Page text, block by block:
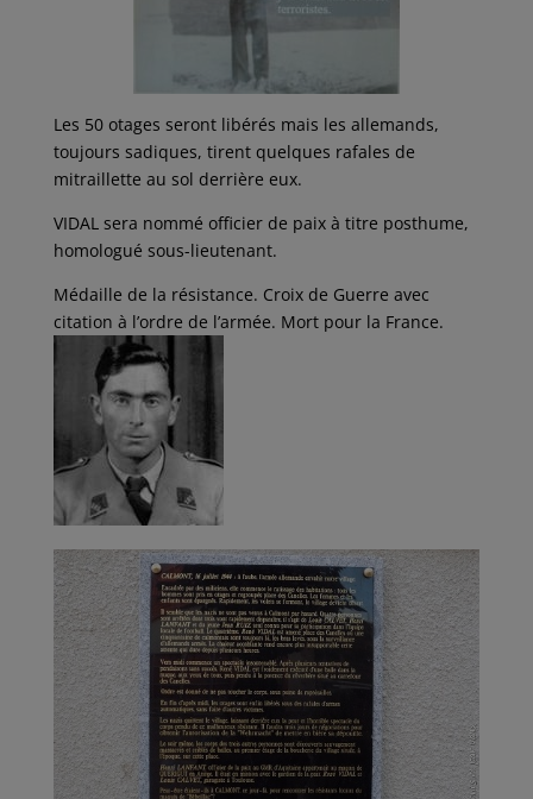
Les 50 otages seront libérés mais les allemands,
toujours sadiques, tirent quelques rafales de
mitraillette au sol derrière eux.
VIDAL sera nommé officier de paix à titre posthume,
homologué sous-lieutenant.
Médaille de la résistance. Croix de Guerre avec
citation à l’ordre de l’armée. Mort pour la France.